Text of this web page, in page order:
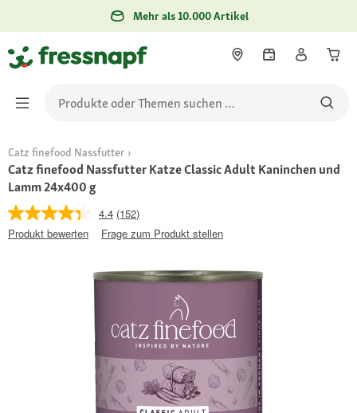
Mehr als 10.000 Artikel
Catz finefood Nassfutter
Catz finefood Nassfutter Katze Classic Adult Kaninchen und
Lamm 24x400 g
4.4 (152)
Produkt bewerten
Frage zum Produkt stellen